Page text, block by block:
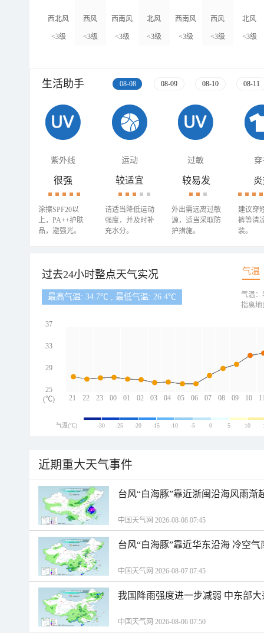
西北风
<3级
西风
<3级
西南风
<3级
北风
<3级
西南风
<3级
西风
<3级
北风
<3级
生活助手 08-08 08-09 08-10 08-11
紫外线 运动 过敏 穿
很强
涂擦SPF20以
上，PA++护肤
品，避强光。
较适宜
请适当降低运动
强度，并及时补
充水分。
较易发
外出需远离过敏
源，适当采取防
护措施。
建议穿
裤等清
装。
过去24小时整点天气实况 气温
最高气温: 34.7℃ , 最低气温: 26.4℃
21 22 23 00 01 02 03 04 05 06 07 08 09 10
37
33
29
25
(℃)
气温：
指离地
气温(℃) -30 -25 -20 -15 -10 -5 0 5 10
近期重大天气事件
台风“白海豚”靠近浙闽沿海风雨渐
中国天气网 2026-08-08 07:45
台风“白海豚”靠近华东沿海 冷空
中国天气网 2026-08-07 07:45
我国降雨强度进一步减弱 中东部
中国天气网 2026-08-06 07:50